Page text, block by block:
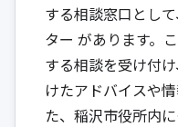
する相談窓口として
ター があります。
する相談を受け付
けたアドバイスや
た、稲沢市役所内